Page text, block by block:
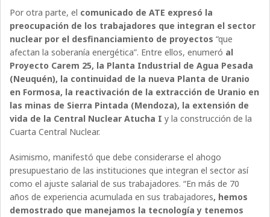
Por otra parte, el comunicado de ATE expresó la
preocupación de los trabajadores que integran el sector
nuclear por el desfinanciamiento de proyectos “que
afectan la soberanía energética”. Entre ellos, enumeró al
Proyecto Carem 25, la Planta Industrial de Agua Pesada
(Neuquén), la continuidad de la nueva Planta de Uranio
en Formosa, la reactivación de la extracción de Uranio en
las minas de Sierra Pintada (Mendoza), la extensión de
vida de la Central Nuclear Atucha I y la construcción de la
Cuarta Central Nuclear.
Asimismo, manifestó que debe considerarse el ahogo
presupuestario de las instituciones que integran el sector así
como el ajuste salarial de sus trabajadores. “En más de 70
años de experiencia acumulada en sus trabajadores, hemos
demostrado que manejamos la tecnología y tenemos